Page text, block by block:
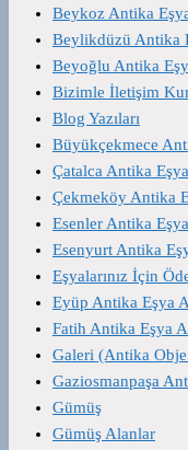
Beykoz Antika
Beylikdüzü Antika
Beyoğlu Antika
Bizimle İletişim
Blog Yazıları
Büyükçekmece
Çatalca Antika
Çekmeköy Antika
Esenler Antika
Esenyurt Antika
Eşyalarınız İçin
Eyüp Antika Eşya
Fatih Antika Eşya
Galeri (Antika
Gaziosmanpaşa
Gümüş
Gümüş Alanlar